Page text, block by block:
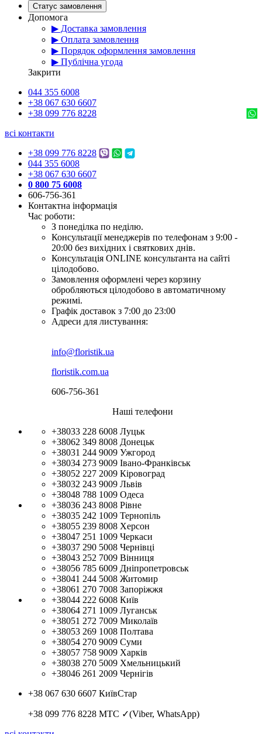
Статус замовлення
Допомога
▶ Доставка замовлення
▶ Оплата замовлення
▶ Порядок оформлення замовлення
▶ Публічна угода
Закрити
044 355 6008
+38 067 630 6607
+38 099 776 8228
всі контакти
+38 099 776 8228
044 355 6008
+38 067 630 6607
0 800 75 6008
606-756-361
Контактна інформація
Час роботи:
З понеділка по неділю.
Консультації менеджерів по телефонам з 9:00 -
20:00 без вихідних і святкових днів.
Консультація ONLINE консультанта на сайті
цілодобово.
Замовлення оформлені через корзину
обробляються цілодобово в автоматичному
режимі.
Графік доставок з 7:00 до 23:00
Адреси для листування:
info@floristik.ua
floristik.com.ua
606-756-361
Наші телефони
+38033 228 6008 Луцьк
+38062 349 8008 Донецьк
+38031 244 9009 Ужгород
+38034 273 9009 Івано-Франківськ
+38052 227 2009 Кіровоград
+38032 243 9009 Львів
+38048 788 1009 Одеса
+38036 243 8008 Рівне
+38035 242 1009 Тернопіль
+38055 239 8008 Херсон
+38047 251 1009 Черкаси
+38037 290 5008 Чернівці
+38043 252 7009 Вінниця
+38056 785 6009 Дніпропетровськ
+38041 244 5008 Житомир
+38061 270 7008 Запоріжжя
+38044 222 6008 Київ
+38064 271 1009 Луганськ
+38051 272 7009 Миколаїв
+38053 269 1008 Полтава
+38054 270 9009 Суми
+38057 758 9009 Харків
+38038 270 5009 Хмельницький
+38046 261 2009 Чернігів
+38 067 630 6607 КиївСтар
+38 099 776 8228 МТС ✓(Viber, WhatsApp)